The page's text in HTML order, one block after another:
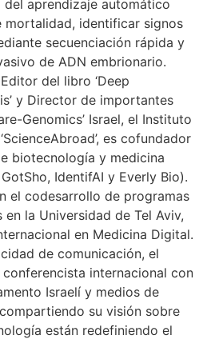
aprendizaje automático
mortalidad, identificar signos
secuenciación rápida y
de ADN embrionario.
del libro ‘Deep
y Director de importantes
Genomics’ Israel, el Instituto
es cofundador
biotecnología y medicina
IdentifAI y Everly Bio).
el codesarrollo de programas
la Universidad de Tel Aviv,
en Medicina Digital.
de comunicación, el
internacional con
Israelí y medios de
su visión sobre
están redefiniendo el